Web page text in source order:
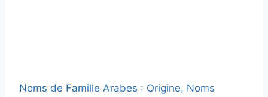
Noms de Famille Arabes : Origine, Noms